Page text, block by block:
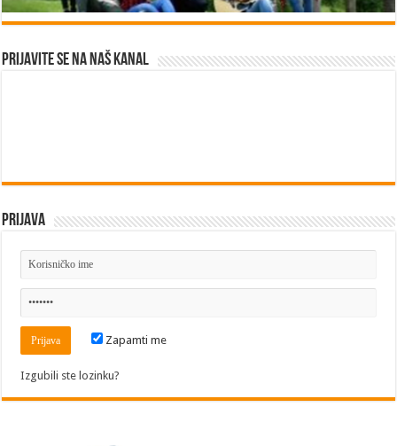
Prijavite se na naš kanal
Prijava
Zapamti me
Izgubili ste lozinku?